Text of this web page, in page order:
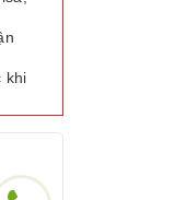
khi